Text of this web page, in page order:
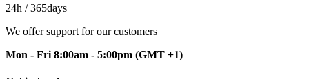
24h / 365days
We offer support for our customers
Mon - Fri 8:00am - 5:00pm (GMT +1)